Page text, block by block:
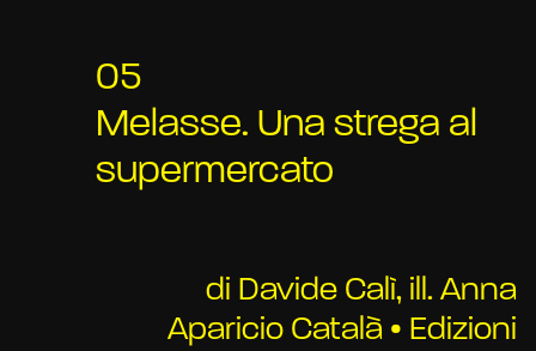
05
Melasse. Una strega al
supermercato
di Davide Calì, ill. Anna
Aparicio Català • Edizioni